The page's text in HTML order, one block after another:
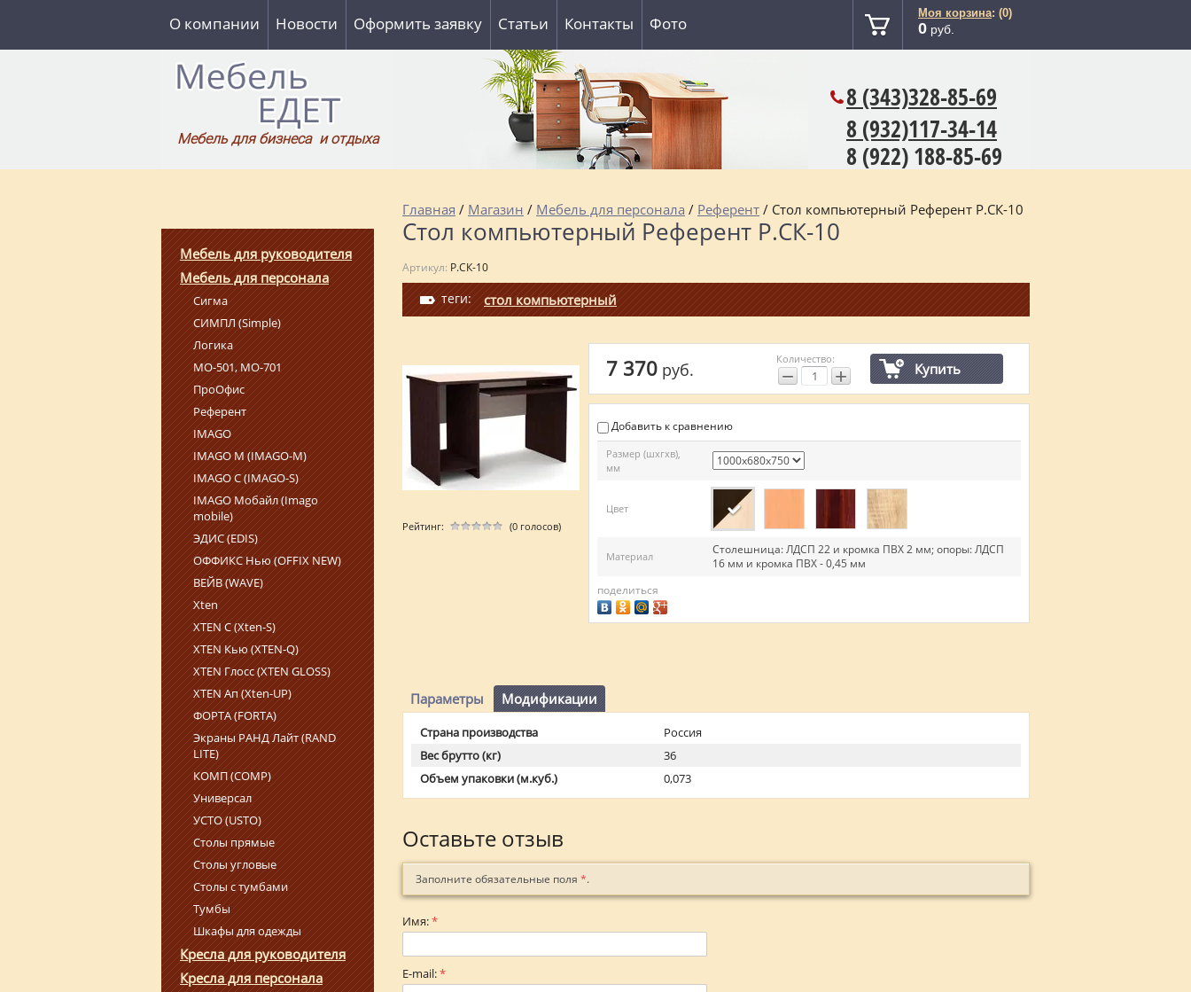
О компании Новости Оформить заявку Статьи Контакты Фото
Моя корзина: (0)
0 руб.
Мебель для бизнеса и отдыха
8 (343)328-85-69
8 (932)117-34-14
8 (922) 188-85-69
Мебель для руководителя
Мебель для персонала
Сигма
СИМПЛ (Simple)
Логика
МО-501, МО-701
ПроОфис
Референт
IMAGO
IMAGO M (IMAGO-M)
IMAGO С (IMAGO‑S)
IMAGO Мобайл (Imago
mobile)
ЭДИС (EDIS)
ОФФИКС Нью (OFFIX NEW)
ВЕЙВ (WAVE)
Xten
XTEN С (Xten-S)
XTEN Кью (XTEN-Q)
XTEN Глосс (XTEN GLOSS)
XTEN Ап (Xten-UP)
ФОРТА (FORTA)
Экраны РАНД Лайт (RAND
LITE)
КОМП (COMP)
Универсал
УСТО (USTO)
Столы прямые
Столы угловые
Столы с тумбами
Тумбы
Шкафы для одежды
Кресла для руководителя
Кресла для персонала
Главная / Магазин / Мебель для персонала / Референт / Стол компьютерный Референт Р.СК-10
Стол компьютерный Референт Р.СК-10
Артикул: Р.СК-10
теги: стол компьютерный
Рейтинг: (0 голосов)
7 370 руб. Количество:
− + Купить
Добавить к сравнению
Размер (шхгхв),
мм
Цвет
Материал
Столешница: ЛДСП 22 и кромка ПВХ 2 мм; опоры: ЛДСП
16 мм и кромка ПВХ - 0,45 мм
поделиться
Параметры Модификации
Страна производства
Россия
Вес брутто (кг)
36
Объем упаковки (м.куб.)
0,073
Оставьте отзыв
Заполните обязательные поля *.
Имя:*
E-mail:*